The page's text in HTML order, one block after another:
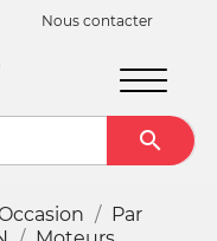
Nous contacter

Par